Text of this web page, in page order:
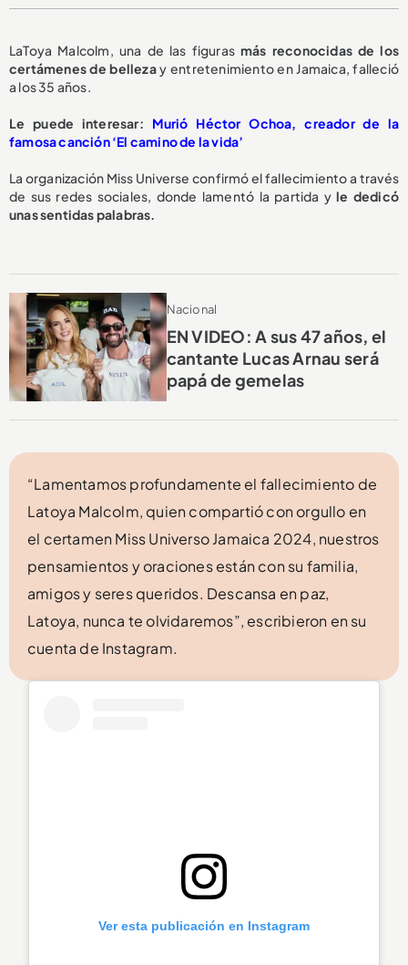
LaToya Malcolm, una de las figurasmás reconocidas de los
certámenes de bellezay entretenimiento en Jamaica, falleció
a los 35 años.
Le puede interesar: Murió Héctor Ochoa, creador de la
famosa canción ‘El camino de la vida’
La organización Miss Universe confirmó el fallecimiento a través
de sus redes sociales, donde lamentó la partida yle dedicó
unas sentidas palabras.
Nacional
EN VIDEO: A sus 47 años, el
cantante Lucas Arnau será
papá de gemelas
“Lamentamos profundamente el fallecimiento de
Latoya Malcolm, quien compartió con orgullo en
el certamen Miss Universo Jamaica 2024, nuestros
pensamientos y oraciones están con su familia,
amigos y seres queridos. Descansa en paz,
Latoya, nunca te olvidaremos”, escribieron en su
cuenta de Instagram.
Ver esta publicación en Instagram